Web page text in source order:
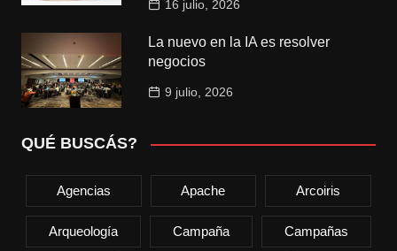
16 julio, 2026
La nuevo en la IA es resolver
negocios
9 julio, 2026
QUÉ BUSCÁS?
Agencias Apache Arcoiris
Arqueología Campaña Campañas